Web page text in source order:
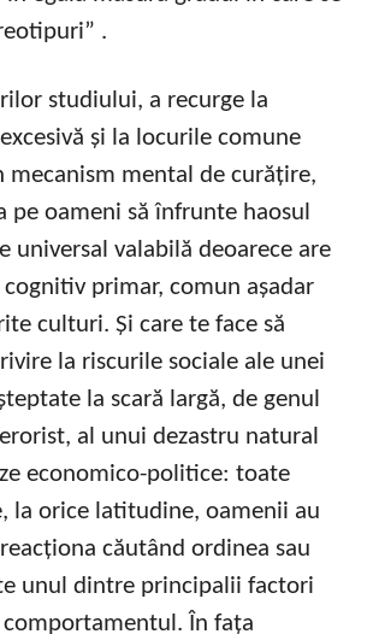
.
studiului, a recurge la
și la locurile comune
mecanism mental de curățire,
pe oameni să înfrunte haosul
universal valabilă deoarece are
cognitiv primar, comun așadar
culturi. Și care te face să
la riscurile sociale ale unei
la scară largă, de genul
al unui dezastru natural
economico-politice: toate
la orice latitudine, oamenii au
căutând ordinea sau
unul dintre principalii factori
comportamentul. În fața